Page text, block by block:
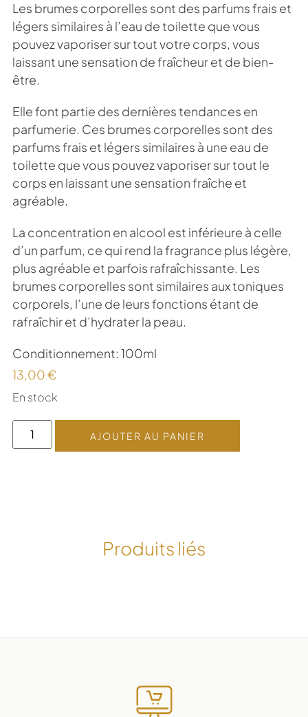
Les brumes corporelles sont des parfums frais et
légers similaires à l’eau de toilette que vous
pouvez vaporiser sur tout votre corps, vous
laissant une sensation de fraîcheur et de bien-
être.
Elle font partie des dernières tendances en
parfumerie. Ces brumes corporelles sont des
parfums frais et légers similaires à une eau de
toilette que vous pouvez vaporiser sur tout le
corps en laissant une sensation fraîche et
agréable.
La concentration en alcool est inférieure à celle
d’un parfum, ce qui rend la fragrance plus légère,
plus agréable et parfois rafraîchissante. Les
brumes corporelles sont similaires aux toniques
corporels, l’une de leurs fonctions étant de
rafraîchir et d’hydrater la peau.
Conditionnement: 100ml
13,00€
En stock
AJOUTER AU PANIER
Produits liés